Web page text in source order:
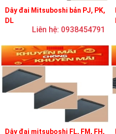
Dây đai Mitsuboshi bản PJ, PK,
DL
Liên hệ: 0938454791
Dây đai mitsuboshi FL, FM, FH,